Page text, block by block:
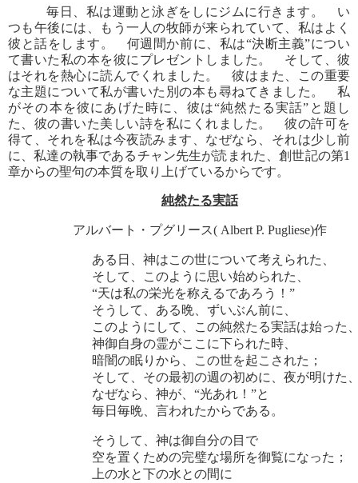
毎日、私は運動と泳ぎをしにジムに行きます。 い
つも午後には、もう一人の牧師が来られていて、私はよく
彼と話をします。 何週間か前に、私は“決断主義”につい
て書いた私の本を彼にプレゼントしました。 そして、彼
はそれを熱心に読んでくれました。 彼はまた、この重要
な主題について私が書いた別の本も尋ねてきました。 私
がその本を彼にあげた時に、彼は“純然たる実話”と題し
た、彼の書いた美しい詩を私にくれました。 彼の許可を
得て、それを私は今夜読みます、なぜなら、それは少し前
に、私達の執事であるチャン先生が読まれた、創世記の第1
章からの聖句の本質を取り上げているからです。
純然たる実話
アルバート・プグリース( Albert P. Pugliese)作
ある日、神はこの世について考えられた、
そして、このように思い始められた、
“天は私の栄光を称えるであろう！”
そうして、ある晩、ずいぶん前に、
このようにして、この純然たる実話は始った
神御自身の霊がここに下られた時、
暗闇の眠りから、この世を起こされた；
そして、その最初の週の初めに、夜が明けた
なぜなら、神が、“光あれ！”と
毎日毎晩、言われたからである。
そうして、神は御自分の目で
空を置くための完璧な場所を御覧になった；
上の水と下の水との間に